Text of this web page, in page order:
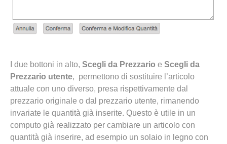
I due bottoni in alto, Scegli da Prezzario e Scegli da
Prezzario utente, permettono di sostituire l’articolo
attuale con uno diverso, presa rispettivamente dal
prezzario originale o dal prezzario utente, rimanendo
invariate le quantità già inserite. Questo è utile in un
computo già realizzato per cambiare un articolo con
quantità già inserire, ad esempio un solaio in legno con